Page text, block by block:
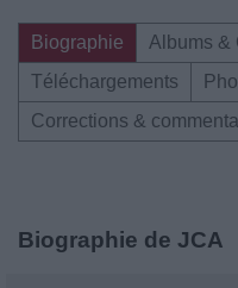
Biographie
Albums &
Téléchargements
Corrections &
Biographie de JCA